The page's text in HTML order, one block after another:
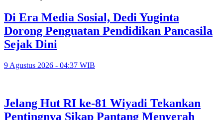
Di Era Media Sosial, Dedi Yuginta
Dorong Penguatan Pendidikan Pancasila
Sejak Dini
9 Agustus 2026 - 04:37 WIB
Jelang Hut RI ke-81 Wiyadi Tekankan
Pentingnya Sikap Pantang Menyerah